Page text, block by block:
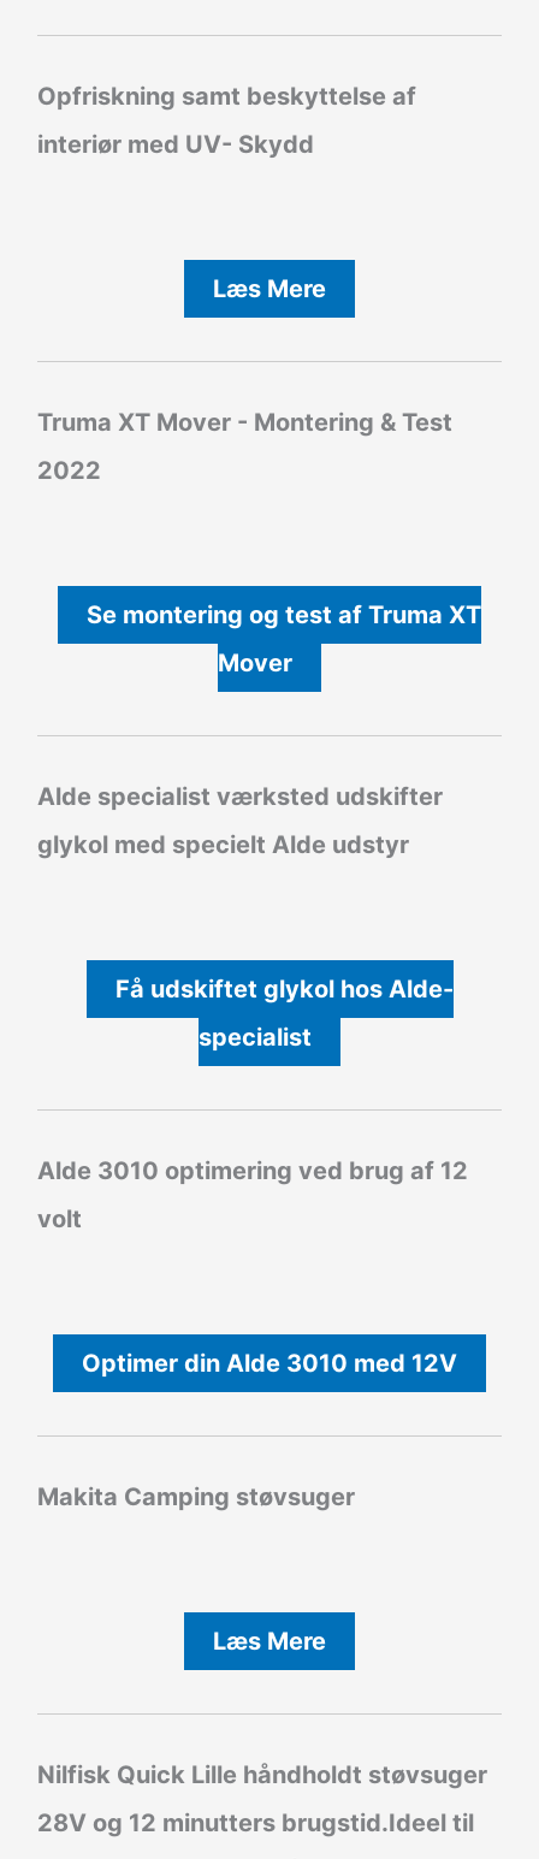
Opfriskning samt beskyttelse af
interiør med UV- Skydd
Læs Mere
Truma XT Mover - Montering & Test
2022
Se montering og test af Truma XT
Mover
Alde specialist værksted udskifter
glykol med specielt Alde udstyr
Få udskiftet glykol hos Alde-
specialist
Alde 3010 optimering ved brug af 12
volt
Optimer din Alde 3010 med 12V
Makita Camping støvsuger
Læs Mere
Nilfisk Quick Lille håndholdt støvsuger
28V og 12 minutters brugstid.Ideel til